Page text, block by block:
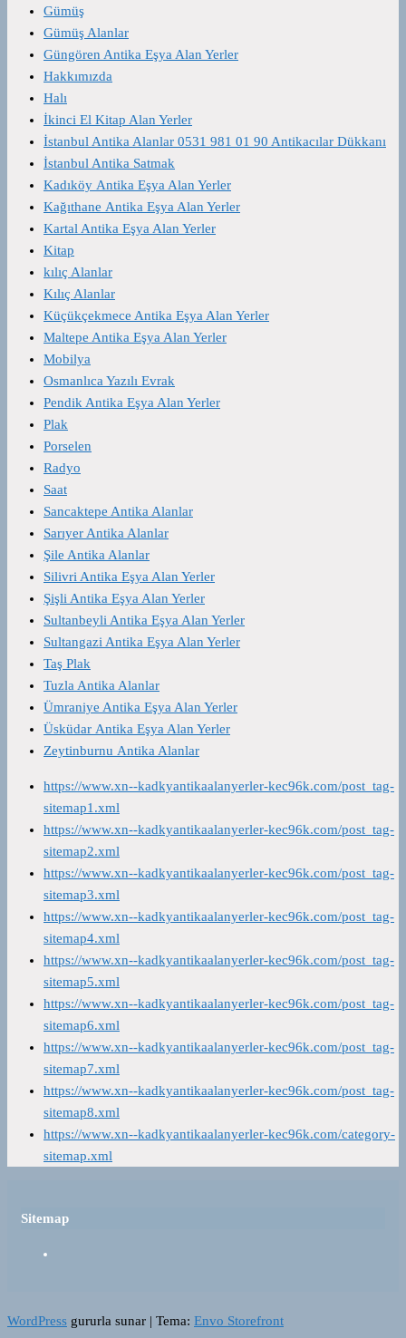
Gümüş
Gümüş Alanlar
Güngören Antika Eşya Alan Yerler
Hakkımızda
Halı
İkinci El Kitap Alan Yerler
İstanbul Antika Alanlar 0531 981 01 90 Antikacılar Dükkanı
İstanbul Antika Satmak
Kadıköy Antika Eşya Alan Yerler
Kağıthane Antika Eşya Alan Yerler
Kartal Antika Eşya Alan Yerler
Kitap
kılıç Alanlar
Kılıç Alanlar
Küçükçekmece Antika Eşya Alan Yerler
Maltepe Antika Eşya Alan Yerler
Mobilya
Osmanlıca Yazılı Evrak
Pendik Antika Eşya Alan Yerler
Plak
Porselen
Radyo
Saat
Sancaktepe Antika Alanlar
Sarıyer Antika Alanlar
Şile Antika Alanlar
Silivri Antika Eşya Alan Yerler
Şişli Antika Eşya Alan Yerler
Sultanbeyli Antika Eşya Alan Yerler
Sultangazi Antika Eşya Alan Yerler
Taş Plak
Tuzla Antika Alanlar
Ümraniye Antika Eşya Alan Yerler
Üsküdar Antika Eşya Alan Yerler
Zeytinburnu Antika Alanlar
https://www.xn--kadkyantikaalanyerler-kec96k.com/post_tag-
sitemap1.xml
https://www.xn--kadkyantikaalanyerler-kec96k.com/post_tag-
sitemap2.xml
https://www.xn--kadkyantikaalanyerler-kec96k.com/post_tag-
sitemap3.xml
https://www.xn--kadkyantikaalanyerler-kec96k.com/post_tag-
sitemap4.xml
https://www.xn--kadkyantikaalanyerler-kec96k.com/post_tag-
sitemap5.xml
https://www.xn--kadkyantikaalanyerler-kec96k.com/post_tag-
sitemap6.xml
https://www.xn--kadkyantikaalanyerler-kec96k.com/post_tag-
sitemap7.xml
https://www.xn--kadkyantikaalanyerler-kec96k.com/post_tag-
sitemap8.xml
https://www.xn--kadkyantikaalanyerler-kec96k.com/category-
sitemap.xml
Sitemap
WordPress gururla sunar | Tema: Envo Storefront